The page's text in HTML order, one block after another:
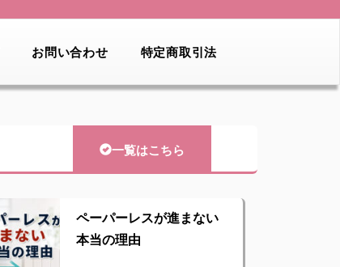
お問い合わせ 特定商取引法
一覧はこちら
ペーパーレスが進まない
本当の理由